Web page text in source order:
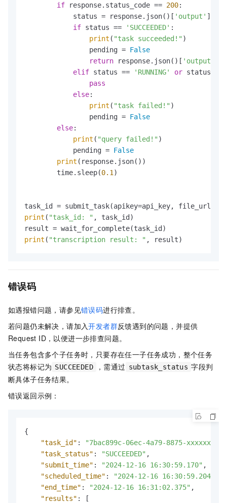
if response.status_code == 200:
            status = response.json()[
'output' ][
if status == 'SUCCEEDED' :
print ( "task succeeded!" )
                pending =
False
return response.json()[ 'output'
elif status == 'RUNNING' or status ==
pass
else:
print ( "task failed!" )
                pending =
False
else:
print ( "query failed!" )
            pending =
False
print (response.json())
        time.sleep(
0.1 )
print ( "task_id: " , task_id)
print ( "transcription result: " , result)
错误码
如遇报错问题，请参见错误码进行排查。
若问题仍未解决，请加入开发者群反馈遇到的问题，并提供
Request ID，以便进一步排查问题。
当任务包含多个子任务时，只要存在任一子任务成功，整个任务
状态将标记为 SUCCEEDED ，需通过 subtask_status 字段判
断具体子任务结果。
错误返回示例：
{
"task_id" :
"7bac899c-06ec-4a79-8875-
"task_status" : "SUCCEEDED" ,
"submit_time" : "2024-12-16 16:30:59.170" ,
"scheduled_time" : "2024-12-16 16:30:59.204"
"end_time" : "2024-12-16 16:31:02.375" ,
"results" :
[